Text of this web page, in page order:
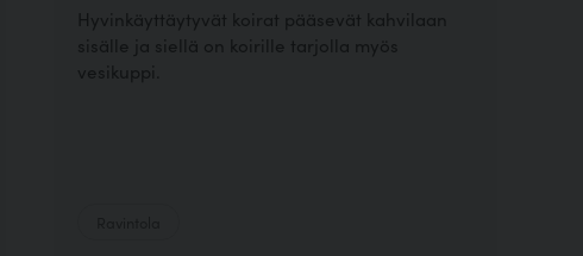
Hyvinkäyttäytyvät koirat pääsevät kahvilaan
sisälle ja siellä on koirille tarjolla myös
vesikuppi.